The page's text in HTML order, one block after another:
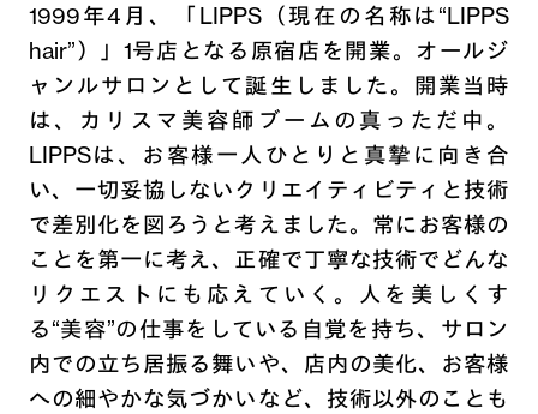
1999年4月、「LIPPS（現在の名称は“LIPPS
hair”）」1号店となる原宿店を開業。オールジ
ャンルサロンとして誕生しました。開業当時
は、カリスマ美容師ブームの真っただ中。
LIPPSは、お客様一人ひとりと真摯に向き合
い、一切妥協しないクリエイティビティと技術
で差別化を図ろうと考えました。常にお客様の
ことを第一に考え、正確で丁寧な技術でどんな
リクエストにも応えていく。人を美しくす
る“美容”の仕事をしている自覚を持ち、サロン
内での立ち居振る舞いや、店内の美化、お客様
への細やかな気づかいなど、技術以外のことも